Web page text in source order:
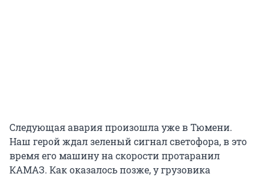
Следующая авария произошла уже в Тюмени.
Наш герой ждал зеленый сигнал светофора, в это
время его машину на скорости протаранил
КАМАЗ. Как оказалось позже, у грузовика